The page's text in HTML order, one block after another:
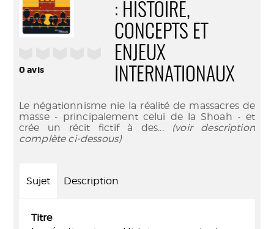
0avis
: HISTOIRE,
CONCEPTS ET
ENJEUX
INTERNATIONAUX
Le négationnisme nie la réalité de massacres de
masse - principalement celui de la Shoah - et
crée un récit fictif à des... (voir description
complète ci-dessous)
Sujet Description
Titre